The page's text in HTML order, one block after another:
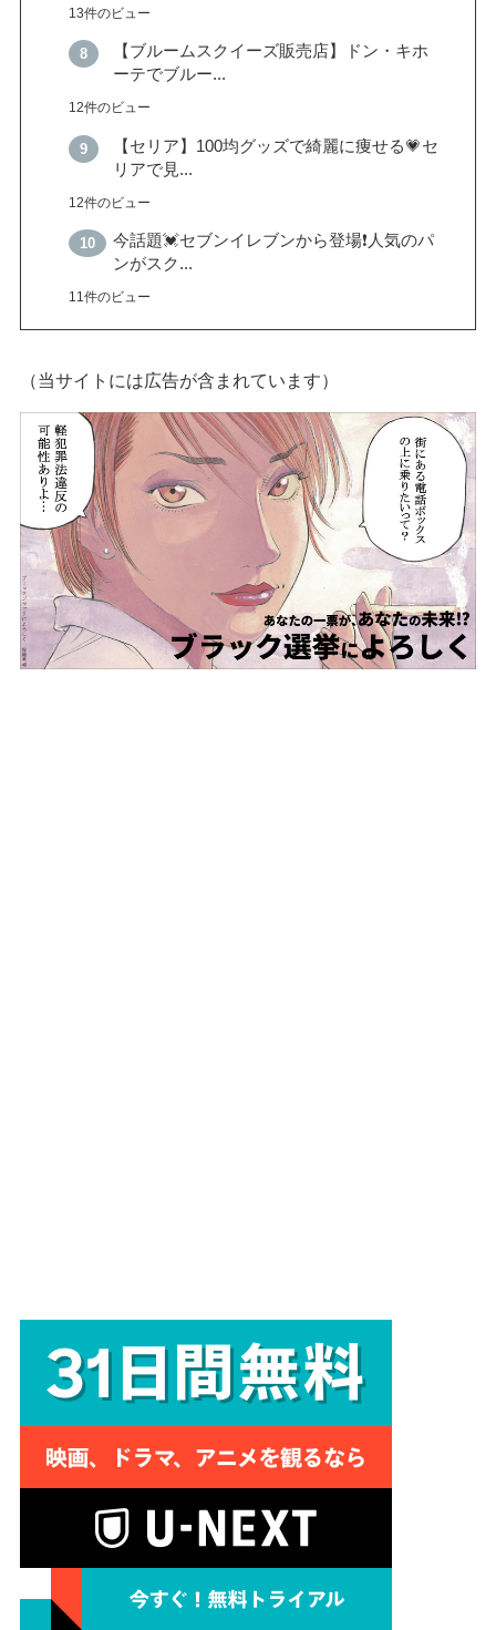
13件のビュー
【ブルームスクイーズ販売店】ドン・キホ
ーテでブルー...
12件のビュー
【セリア】100均グッズで綺麗に痩せる💗セ
リアで見...
12件のビュー
今話題💓セブンイレブンから登場❗️人気のパ
ンがスク...
11件のビュー
（当サイトには広告が含まれています）